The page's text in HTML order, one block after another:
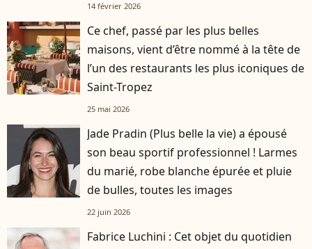
14 février 2026
Ce chef, passé par les plus belles
maisons, vient d’être nommé à la tête de
l’un des restaurants les plus iconiques de
Saint-Tropez
25 mai 2026
Jade Pradin (Plus belle la vie) a épousé
son beau sportif professionnel ! Larmes
du marié, robe blanche épurée et pluie
de bulles, toutes les images
22 juin 2026
Fabrice Luchini : Cet objet du quotidien